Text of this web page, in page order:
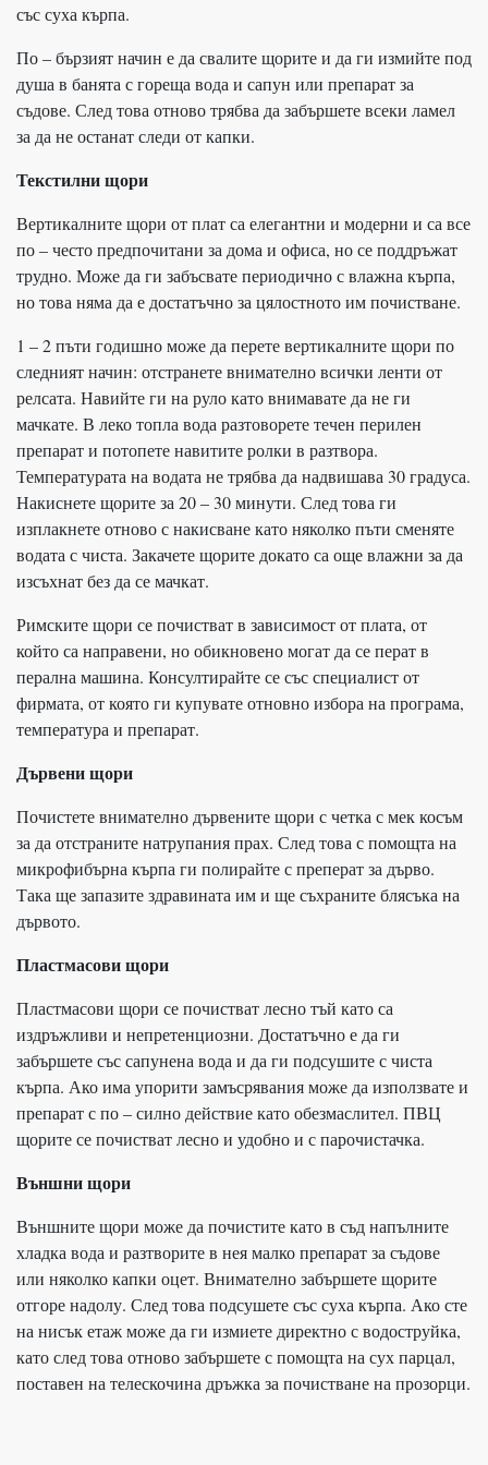
със суха кърпа.
По – бързият начин е да свалите щорите и да ги измийте под
душа в банята с гореща вода и сапун или препарат за
съдове. След това отново трябва да забършете всеки ламел
за да не останат следи от капки.
Текстилни щори
Вертикалните щори от плат са елегантни и модерни и са все
по – често предпочитани за дома и офиса, но се поддръжат
трудно. Може да ги забъсвате периодично с влажна кърпа,
но това няма да е достатъчно за цялостното им почистване.
1 – 2 пъти годишно може да перете вертикалните щори по
следният начин: отстранете внимателно всички ленти от
релсата. Навийте ги на руло като внимавате да не ги
мачкате. В леко топла вода разтоворете течен перилен
препарат и потопете навитите ролки в разтвора.
Температурата на водата не трябва да надвишава 30 градуса.
Накиснете щорите за 20 – 30 минути. След това ги
изплакнете отново с накисване като няколко пъти сменяте
водата с чиста. Закачете щорите докато са още влажни за да
изсъхнат без да се мачкат.
Римските щори се почистват в зависимост от плата, от
който са направени, но обикновено могат да се перат в
перална машина. Консултирайте се със специалист от
фирмата, от която ги купувате отновно избора на програма,
температура и препарат.
Дървени щори
Почистете внимателно дървените щори с четка с мек косъм
за да отстраните натрупания прах. След това с помощта на
микрофибърна кърпа ги полирайте с преперат за дърво.
Така ще запазите здравината им и ще съхраните блясъка на
дървото.
Пластмасови щори
Пластмасови щори се почистват лесно тъй като са
издръжливи и непретенциозни. Достатъчно е да ги
забършете със сапунена вода и да ги подсушите с чиста
кърпа. Ако има упорити замъсрявания може да използвате и
препарат с по – силно действие като обезмаслител. ПВЦ
щорите се почистват лесно и удобно и с парочистачка.
Външни щори
Външните щори може да почистите като в съд напълните
хладка вода и разтворите в нея малко препарат за съдове
или няколко капки оцет. Внимателно забършете щорите
отгоре надолу. След това подсушете със суха кърпа. Ако сте
на нисък етаж може да ги измиете директно с водоструйка,
като след това отново забършете с помощта на сух парцал,
поставен на телескочина дръжка за почистване на прозорци.